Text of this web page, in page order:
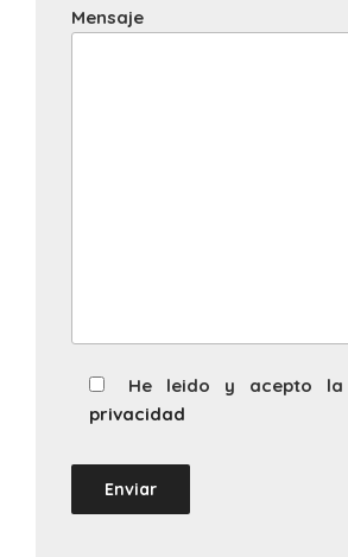
Mensaje
He leido y acepto la
privacidad